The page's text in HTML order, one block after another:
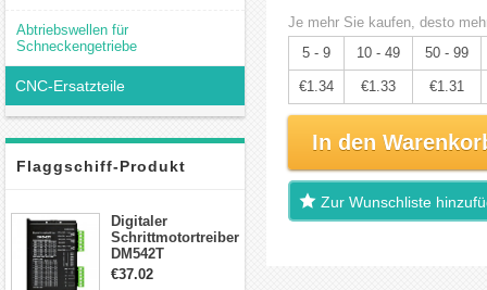
Abtriebswellen für
Schneckengetriebe
CNC-Ersatzteile
Flaggschiff-Produkt
Digitaler
Schrittmotortreiber
DM542T
Schrittmotor
€37.02
Je mehr Sie kaufen, desto
5 - 9
10 - 49 50 - 99
€1.34 €1.33 €1.31
In den
Zur Wunschliste